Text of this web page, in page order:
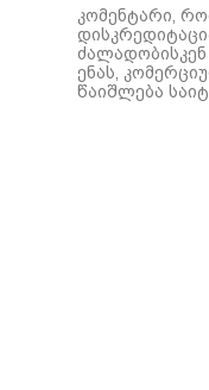
კომენტარი,
ენას,
წაიშლება